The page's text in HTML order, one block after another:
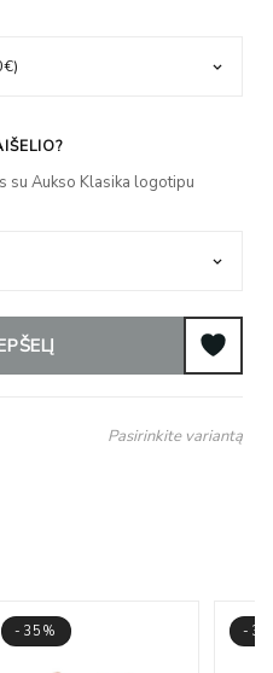
su Aukso Klasika logotipu
Pasirinkite variantą
-35% -